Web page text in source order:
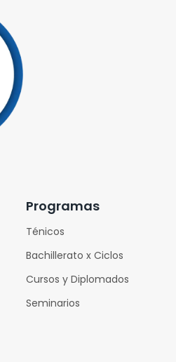
Programas
Ténicos
Bachillerato x Ciclos
Cursos y Diplomados
Seminarios